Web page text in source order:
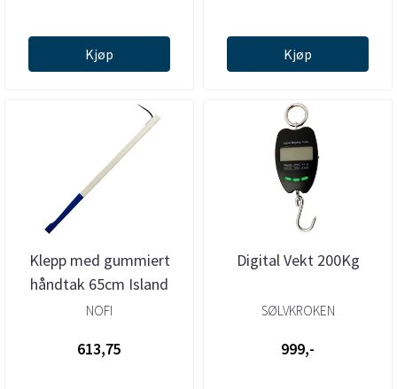
Kjøp Kjøp
Klepp med gummiert
håndtak 65cm Island
NOFI
613,75
Digital Vekt 200Kg
SØLVKROKEN
999,-